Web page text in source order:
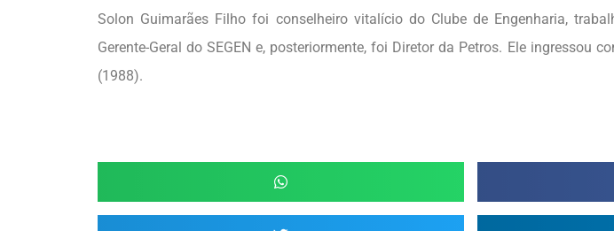
Solon Guimarães Filho foi conselheiro vitalício do Clube de Engenharia,
Gerente-Geral do SEGEN e, posteriormente, foi Diretor da Petros. Ele ingressou
(1988).